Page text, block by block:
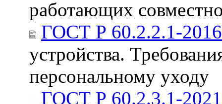
работающих
ГОСТ Р 60.2.2.1-2016
устройства.
персональному уходу
ГОСТ Р 60.2.3.1-2021